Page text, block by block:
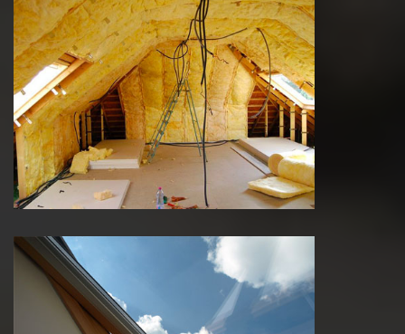
Isolations des combles